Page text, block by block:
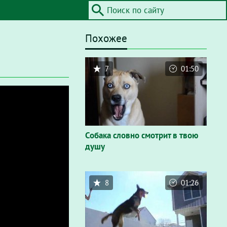
Похожее
Собака словно смотрит в твою
душу
7 01:50
8 01:26